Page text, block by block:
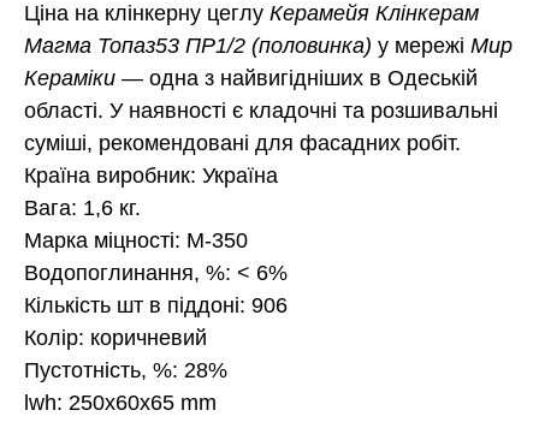
Ціна на клінкерну цеглу Керамейя Клінкерам
Магма Топаз53 ПР1/2 (половинка) у мережі Мир
Кераміки — одна з найвигідніших в Одеській
області. У наявності є кладочні та розшивальні
суміші, рекомендовані для фасадних робіт.
Країна виробник: Україна
Вага: 1,6 кг.
Марка міцності: М-350
Водопоглинання, %: < 6%
Кількість шт в піддоні: 906
Колір: коричневий
Пустотність, %: 28%
lwh: 250x60x65 mm